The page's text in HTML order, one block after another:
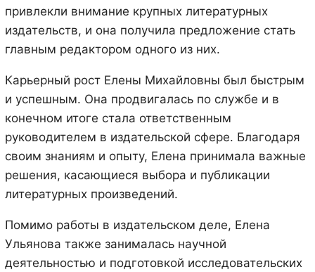
привлекли внимание крупных литературных
издательств, и она получила предложение стать
главным редактором одного из них.
Карьерный рост Елены Михайловны был быстрым
и успешным. Она продвигалась по службе и в
конечном итоге стала ответственным
руководителем в издательской сфере. Благодаря
своим знаниям и опыту, Елена принимала важные
решения, касающиеся выбора и публикации
литературных произведений.
Помимо работы в издательском деле, Елена
Ульянова также занималась научной
деятельностью и подготовкой исследовательских